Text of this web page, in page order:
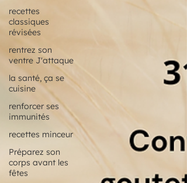
recettes
classiques
révisées
rentrez son
ventre J'attaque
la santé, ça se
cuisine
renforcer ses
immunités
recettes minceur
Préparez son
corps avant les
fêtes